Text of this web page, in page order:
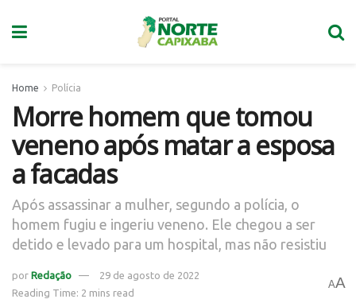
Home Polícia
Morre homem que tomou
veneno após matar a esposa
a facadas
Após assassinar a mulher, segundo a polícia, o
homem fugiu e ingeriu veneno. Ele chegou a ser
detido e levado para um hospital, mas não resistiu
por Redação
29 de agosto de 2022
Reading Time: 2 mins read
AA